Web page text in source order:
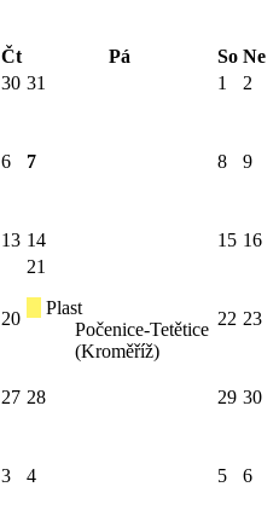
Čt Pá So Ne
30 31 1
2
6 7 8 9
13 14 15 16
20
21
Plast
Počenice-Tetětice
(Kroměříž)
22 23
27 28 29 30
3 4 5 6